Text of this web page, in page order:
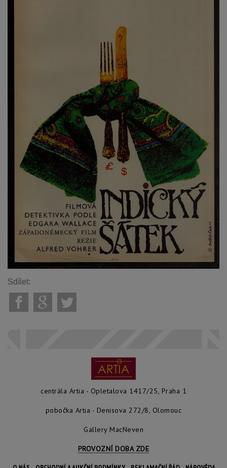
Sdílet:
centrála Artia - Opletalova 1417/25, Praha 1
pobočka Artia - Denisova 272/8, Olomouc
Gallery MacNeven
PROVOZNÍ DOBA ZDE